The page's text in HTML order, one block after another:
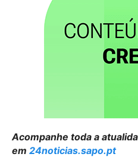
Acompanhe toda a
em 24noticias.sapo.pt